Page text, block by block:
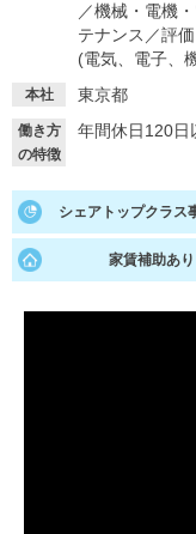
就活ノウハウ・
就活支援
適職診断
／機械・電機
テナンス ／評
(電気、電子、
本社 東京都
働き方
の特徴
年間休日120日
シェアトップクラス
家賃補助あり